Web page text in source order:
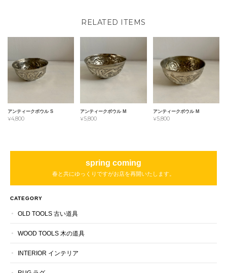
RELATED ITEMS
アンティークボウル S
¥4,800
アンティークボウル M
¥5,800
アンティークボウル M
¥5,800
spring coming
春と共にゆっくりですがお店を再開いたします。
CATEGORY
OLD TOOLS 古い道具
WOOD TOOLS 木の道具
INTERIOR インテリア